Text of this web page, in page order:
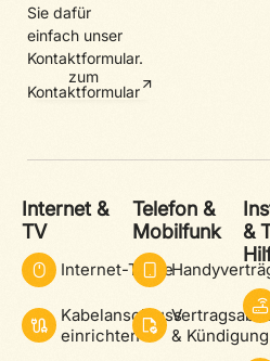
Sie dafür
einfach unser
Kontaktformular.
zum
Kontaktformular
Internet &
TV
Internet-Tarife
Kabelanschluss
einrichten
Telefon &
Mobilfunk
& Kündigung
&